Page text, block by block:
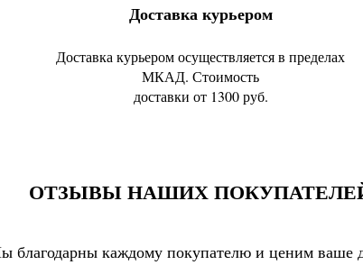
Доставка курьером
Доставка курьером осуществляется в пределах
МКАД. Стоимость
доставки от 1300 руб.
ОТЗЫВЫ НАШИХ
благодарны каждому покупателю и ценим ваше